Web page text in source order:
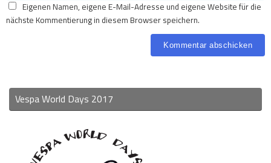
Eigenen Namen, eigene E-Mail-Adresse und eigene Website für die
nächste Kommentierung in diesem Browser speichern.
Vespa World Days 2017